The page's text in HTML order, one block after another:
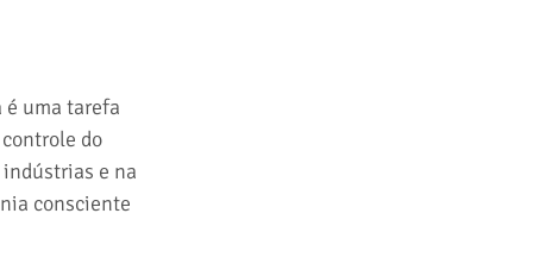
é uma tarefa
do
e na
consciente